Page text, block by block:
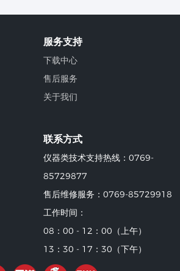
服务支持
下载中心
售后服务
关于我们
联系方式
仪器类技术支持热线：0769-
85729877
售后维修服务：0769-85729918
工作时间：
08：00 - 12：00（上午）
13：30 - 17：30（下午）